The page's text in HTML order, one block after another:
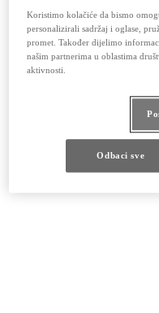
Koristimo kolačiće da bismo
personalizirali sadržaj i oglase,
promet. Također dijelimo
našim partnerima u oblastima
aktivnosti.
Odbaci sve